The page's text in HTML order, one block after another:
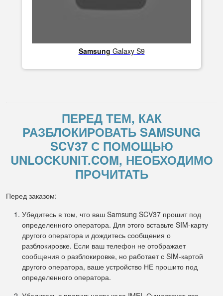
Samsung Galaxy S9
ПЕРЕД ТЕМ, КАК
РАЗБЛОКИРОВАТЬ SAMSUNG
SCV37 С ПОМОЩЬЮ
UNLOCKUNIT.COM, НЕОБХОДИМО
ПРОЧИТАТЬ
Перед заказом:
Убедитесь в том, что ваш Samsung SCV37 прошит под
определенного оператора. Для этого вставьте SIM-карту
другого оператора и дождитесь сообщения о
разблокировке. Если ваш телефон не отображает
сообщения о разблокировке, но работает с SIM-картой
другого оператора, ваше устройство НЕ прошито под
определенного оператора.